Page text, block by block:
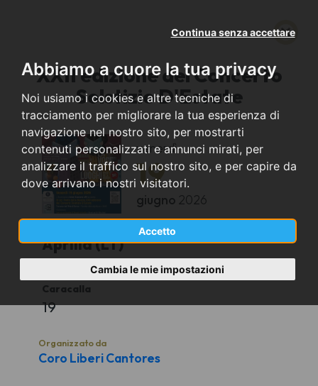
Abbiamo a cuore la tua privacy
Noi usiamo i cookies e altre tecniche di
tracciamento per migliorare la tua esperienza di
navigazione nel nostro sito, per mostrarti
contenuti personalizzati e annunci mirati, per
analizzare il traffico sul nostro sito, e per capire da
dove arrivano i nostri visitatori.
Accetto
Continua senza accettare
Cambia le mie impostazioni
XXII edizione del Concerto
Solstizio D'Estate
venerdì
19
giugno 2026
Aprilia (LT)
SIMON HOTEL APRILIA via Aldo Moro/via
Caracalla
19
Organizzato da
Coro Liberi Cantores